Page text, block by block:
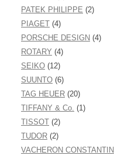
PATEK PHILIPPE (2)
PIAGET (4)
PORSCHE DESIGN (4)
ROTARY (4)
SEIKO (12)
SUUNTO (6)
TAG HEUER (20)
TIFFANY & Co. (1)
TISSOT (2)
TUDOR (2)
VACHERON CONSTANTIN